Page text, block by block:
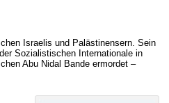
Israelis und Palästinensern. Sein
Sozialistischen Internationale in
Abu Nidal Bande ermordet –